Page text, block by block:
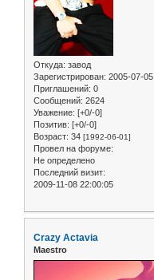
Откуда: завод
Зарегистрирован: 2005-07-05
Приглашений: 0
Сообщений: 2624
Уважение: [+0/-0]
Позитив: [+0/-0]
Возраст: 34 [1992-06-01]
Провел на форуме:
Не определено
Последний визит:
2009-11-08 22:00:05
Crazy Actavia
Maestro